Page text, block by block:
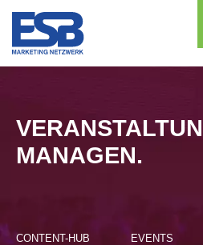
MANAGEN.
CONTENT-HUB EVENTS